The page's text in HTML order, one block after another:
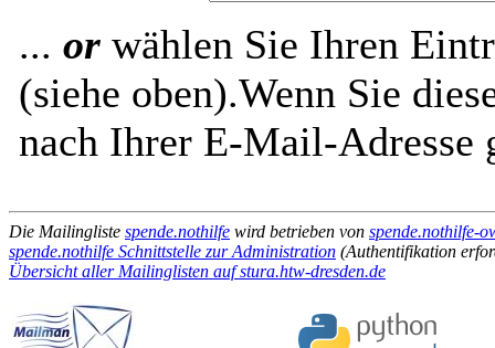
... or wählen Sie Ihren
(siehe oben).Wenn Sie
nach Ihrer E-Mail-Adresse
Die Mailingliste spende.nothilfe wird betrieben von spende.nothilfe-
spende.nothilfe Schnittstelle zur Administration (Authentifikation
Übersicht aller Mailinglisten auf stura.htw-dresden.de